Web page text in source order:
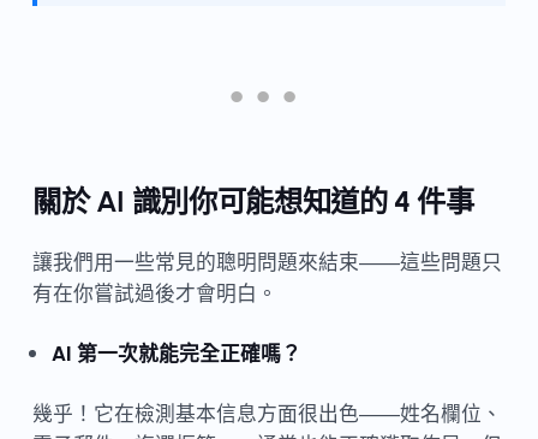
關於 AI 識別你可能想知道的 4 件事
讓我們用一些常見的聰明問題來結束——這些問題只
有在你嘗試過後才會明白。
AI 第一次就能完全正確嗎？
幾乎！它在檢測基本信息方面很出色——姓名欄位、